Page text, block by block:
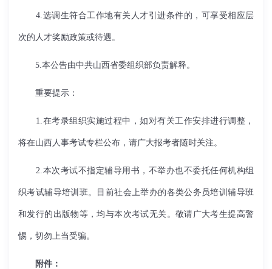
4. 选调生符合工作地有关人才引进条件的，可享受相应层
次的人才奖励政策或待遇。
5. 本公告由中共山西省委组织部负责解释。
重要提示：
1. 在考录组织实施过程中，如对有关工作安排进行调整，
将在山西人事考试专栏公布，请广大报考者随时关注。
2. 本次考试不指定辅导用书，不举办也不委托任何机构组
织考试辅导培训班。目前社会上举办的各类公务员培训辅导班
和发行的出版物等，均与本次考试无关。敬请广大考生提高警
惕，切勿上当受骗。
附件：